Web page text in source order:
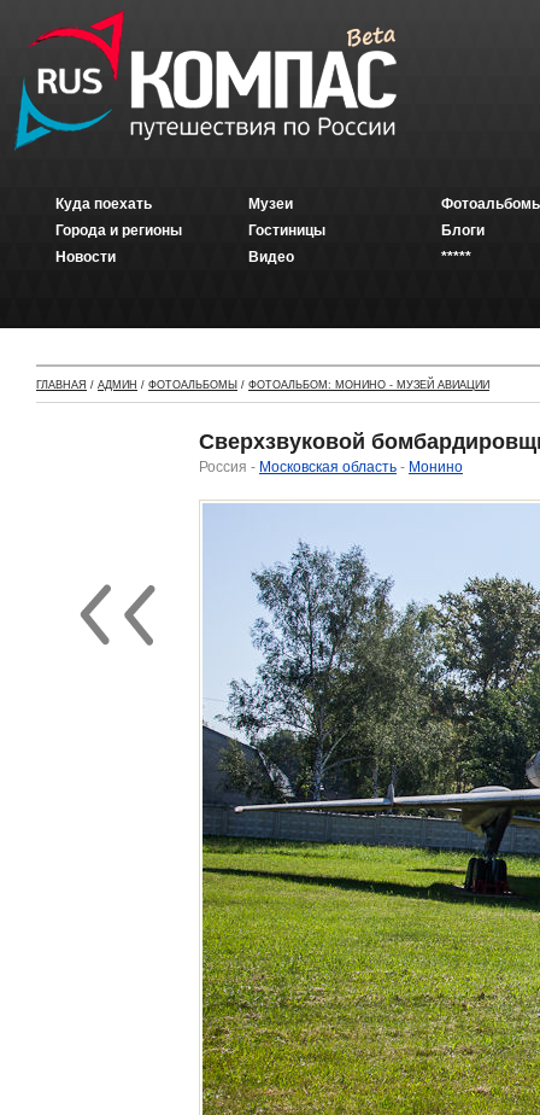
Куда поехать
Города и регионы
Новости
Музеи
Гостиницы
Видео
Блоги
*****
ГЛАВНАЯ / АДМИН / ФОТОАЛЬБОМЫ / ФОТОАЛЬБОМ: МОНИНО - МУЗЕЙ АВИАЦИИ
Сверхзвуковой
Россия - Московская область - Монино